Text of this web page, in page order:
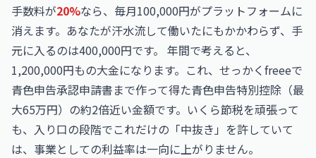
手数料が20%なら、毎月100,000円がプラットフォームに
消えます。あなたが汗水流して働いたにもかかわらず、手
元に入るのは400,000円です。 年間で考えると、
1,200,000円もの大金になります。これ、せっかくfreeeで
青色申告承認申請書まで作って得た青色申告特別控除（最
大65万円）の約2倍近い金額です。いくら節税を頑張って
も、入り口の段階でこれだけの「中抜き」を許していて
は、事業としての利益率は一向に上がりません。